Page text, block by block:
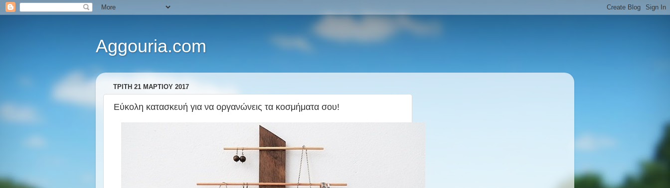
Aggouria.com
ΤΡΊΤΗ 21 ΜΑΡΤΊΟΥ 2017
Εύκολη κατασκευή για να οργανώνεις τα κοσμήματα σου!